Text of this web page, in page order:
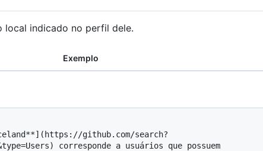
local indicado no perfil dele.
Exemplo
corresponde a usuários que possuem